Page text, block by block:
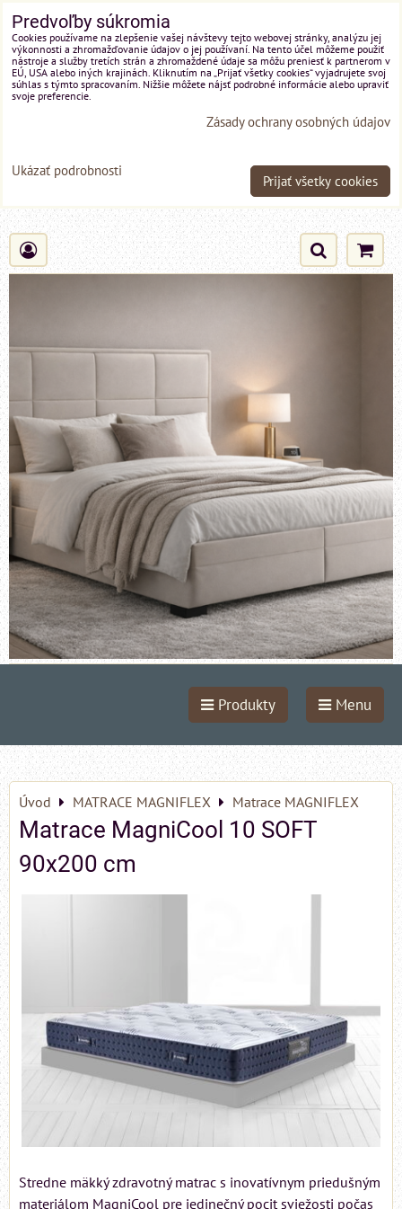
Produkty Menu
Úvod MATRACE MAGNIFLEX Matrace MAGNIFLEX
Matrace MagniCool 10 SOFT
90x200 cm
Stredne mäkký zdravotný matrac s inovatívnym priedušným
materiálom MagniCool pre jedinečný pocit sviežosti počas
Predvoľby súkromia
Cookies používame na zlepšenie vašej návštevy tejto webovej stránky, analýzu jej
výkonnosti a zhromažďovanie údajov o jej používaní. Na tento účel môžeme použiť
nástroje a služby tretích strán a zhromaždené údaje sa môžu preniesť k partnerom v
EÚ, USA alebo iných krajinách. Kliknutím na „Prijať všetky cookies“ vyjadrujete svoj
súhlas s týmto spracovaním. Nižšie môžete nájsť podrobné informácie alebo upraviť
svoje preferencie.
Zásady ochrany osobných údajov
Ukázať podrobnosti
Prijať všetky cookies